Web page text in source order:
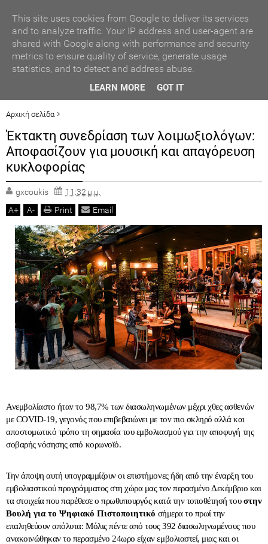
ΒΡΑΒΕΥΣΗ ΣΥΜΜΕΤΕΧΟΝΤΩΝ ΣΧΟΛΕΙΩΝ ΣΤΟΝ ΤΟΠΙΚΟ
Αρχική σελίδα
ΕΛΛΑΔΑ
ΠΡΟΤΕΙΝΟΜΕΝΟ
Έκτακτη συνεδρίαση των λοιμωξιολόγων: Αποφασίζουν για μουσική και
απαγόρευση κυκλοφορίας
Έκτακτη συνεδρίαση των λοιμωξιολόγων:
Αποφασίζουν για μουσική και απαγόρευση
κυκλοφορίας
gxcoukis
11:32 μ.μ.
A+ A- Print Email
Ανεμβολίαστο ήταν το 98,7% των διασωληνωμένων μέχρι χθες ασθενών
με COVID-19, γεγονός που επιβεβαιώνει με τον πιο σκληρό αλλά και
αποστομωτικό τρόπο τη σημασία του εμβολιασμού για την αποφυγή της
σοβαρής νόσησης από κορωνοϊό.
Την άποψη αυτή υπογραμμίζουν οι επιστήμονες ήδη από την έναρξη του
εμβολιαστικού προγράμματος στη χώρα μας τον περασμένο Δεκέμβριο και
τα στοιχεία που παρέθεσε ο πρωθυπουργός κατά την τοποθέτησή τουστην
Βουλή για το Ψηφιακό Πιστοποιητικό σήμερα το πρωί την
επαληθεύουν απόλυτα: Μόλις πέντε από τους 392 διασωληνωμένους που
ανακοινώθηκαν το περασμένο 24ωρο είχαν εμβολιαστεί, μιας και οι
ΑΥΤΟΔΙΟΙΚΗΣΗ
ΠΟΛΙΤΙΚΗ
ΟΙΚΟΝΟΜΙΑ
ΓΕΓΟΝΟΤΑ
ΠΟΛΙΤ. ΒΗΜΑ
This site uses cookies from Google to deliver its services
and to analyze traffic. Your IP address and user-agent are
shared with Google along with performance and security
metrics to ensure quality of service, generate usage
statistics, and to detect and address abuse.
LEARN MORE GOT IT